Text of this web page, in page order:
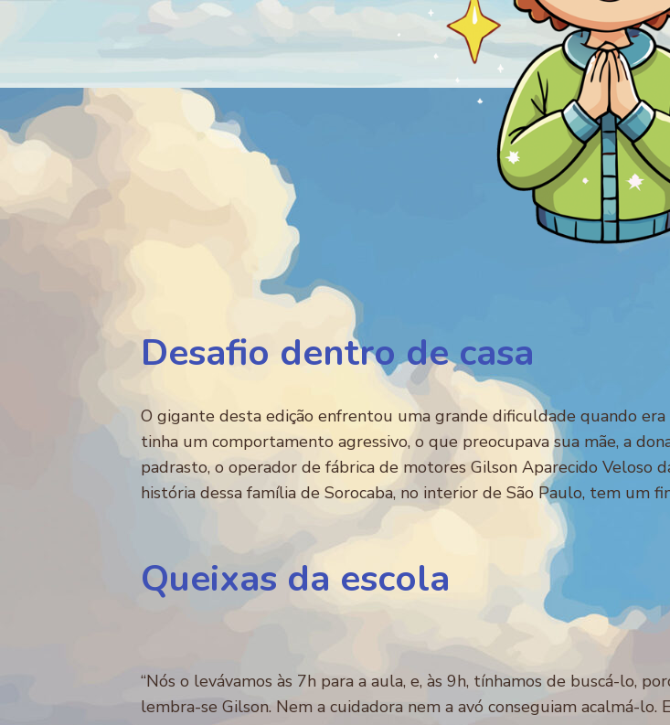
Desafio dentro de casa
O gigante desta edição enfrentou uma grande dificuldade quando
tinha um comportamento agressivo, o que preocupava sua mãe, a
padrasto, o operador de fábrica de motores Gilson Aparecido Veloso
história dessa família de Sorocaba, no interior de São Paulo, tem um
Queixas da escola
“Nós o levávamos às 7h para a aula, e, às 9h, tínhamos de buscá-lo,
lembra-se Gilson. Nem a cuidadora nem a avó conseguiam acalmá-lo.